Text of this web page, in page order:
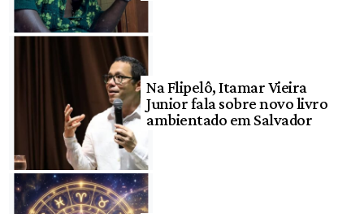
Na Flipelô, Itamar Vieira
Junior fala sobre novo livro
ambientado em Salvador